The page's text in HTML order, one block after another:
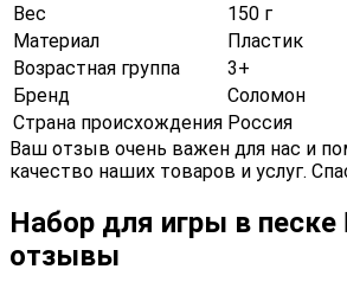
Вес
150 г
Материал
Пластик
Возрастная группа
3+
Бренд
Соломон
Страна происхождения Россия
Ваш отзыв очень важен для нас и
качество наших товаров и услуг.
Набор для игры в
отзывы